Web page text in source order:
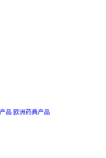
品 欧洲药典产品